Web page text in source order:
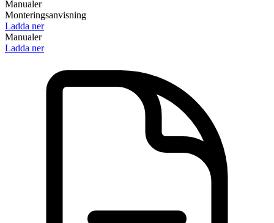
Manualer
Monteringsanvisning
Ladda ner
Manualer
Ladda ner